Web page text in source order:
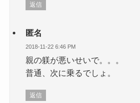
返信
匿名
2018-11-22 6:46 PM
親の躾が悪いせいで。。。
普通、次に乗るでしょ。
返信